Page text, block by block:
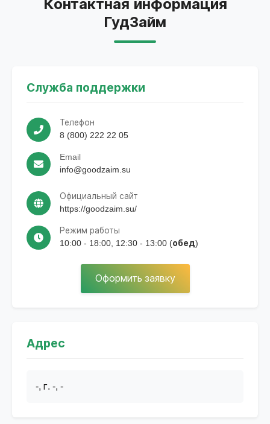
Контактная информация
ГудЗайм
Служба поддержки
Телефон
8 (800) 222 22 05
Email
info@goodzaim.su
Официальный сайт
https://goodzaim.su/
Режим работы
10:00 - 18:00, 12:30 - 13:00 (обед)
Оформить заявку
Адрес
-, г. -, -